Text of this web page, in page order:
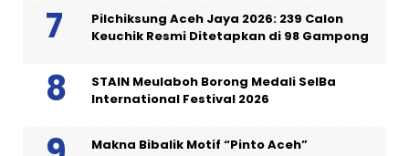
Pilchiksung Aceh Jaya 2026: 239 Calon
Keuchik Resmi Ditetapkan di 98 Gampong
STAIN Meulaboh Borong Medali SeIBa
International Festival 2026
Makna Bibalik Motif “Pinto Aceh”